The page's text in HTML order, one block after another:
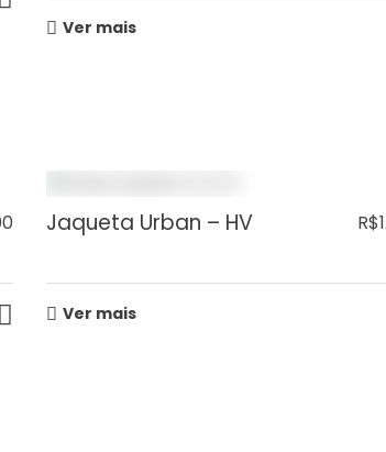
Ver mais
Jaqueta Urban – HV R$
Ver mais